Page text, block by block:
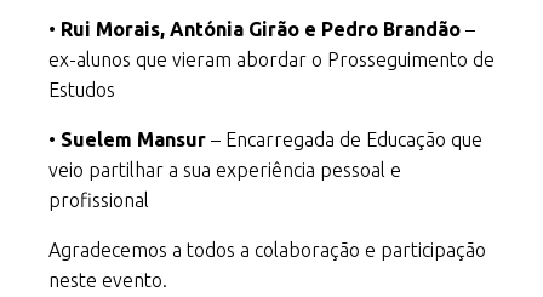
• Rui Morais, Antónia Girão e Pedro Brandão –
ex-alunos que vieram abordar o Prosseguimento de
Estudos
• Suelem Mansur – Encarregada de Educação que
veio partilhar a sua experiência pessoal e
profissional
Agradecemos a todos a colaboração e participação
neste evento.